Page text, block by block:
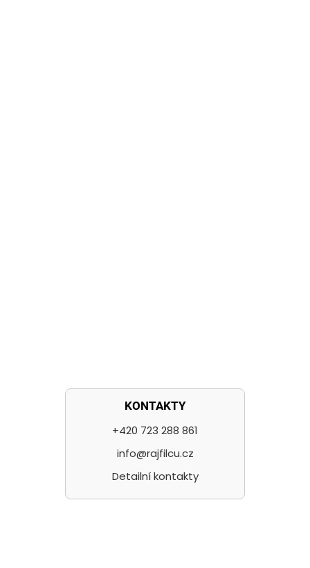
KONTAKTY
+420 723 288 861
info@rajfilcu.cz
Detailní kontakty